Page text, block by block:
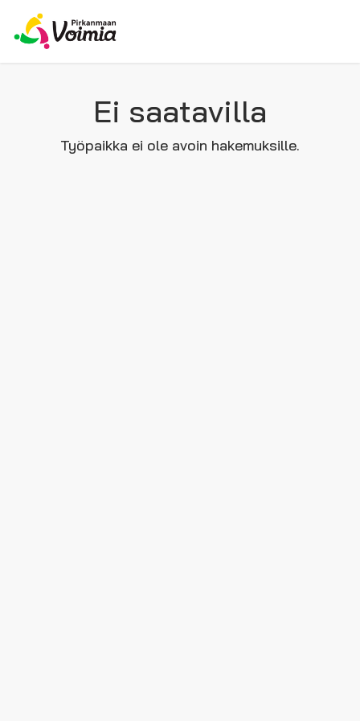
Ei saatavilla
Työpaikka ei ole avoin hakemuksille.